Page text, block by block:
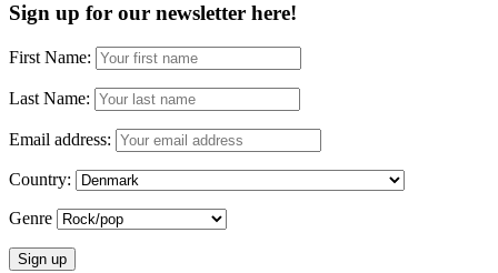
Sign up for our newsletter here!
First Name:
Last Name:
Email address:
Country:
Genre